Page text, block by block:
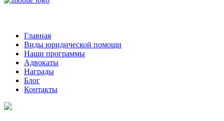
Главная
Виды юридической помощи
Наши программы
Адвокаты
Награды
Блог
Контакты